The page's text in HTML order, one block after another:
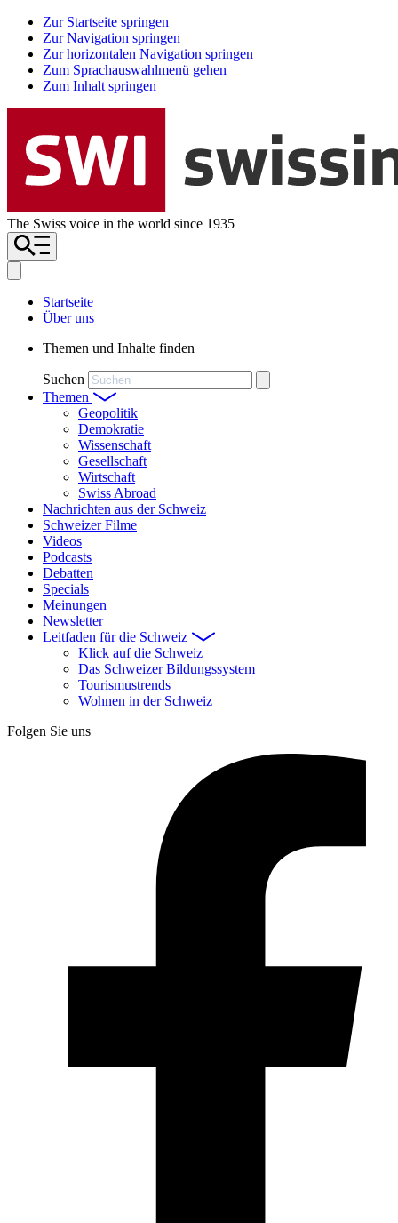
Zur Startseite springen
Zur Navigation springen
Zur horizontalen Navigation springen
Zum Sprachauswahlmenü gehen
Zum Inhalt springen
The Swiss voice in the world since 1935
Startseite
Über uns
Themen und Inhalte finden
Suchen
Themen
Geopolitik
Demokratie
Wissenschaft
Gesellschaft
Wirtschaft
Swiss Abroad
Nachrichten aus der Schweiz
Schweizer Filme
Videos
Podcasts
Debatten
Specials
Meinungen
Newsletter
Leitfaden für die Schweiz
Klick auf die Schweiz
Das Schweizer Bildungssystem
Tourismustrends
Wohnen in der Schweiz
Folgen Sie uns